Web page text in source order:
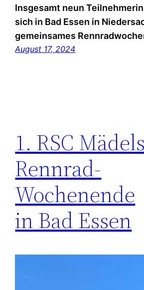
Insgesamt neun
sich in Bad Essen in
gemeinsames
August 17, 2024
1. RSC
Rennrad-
Wochenende
in Bad Essen